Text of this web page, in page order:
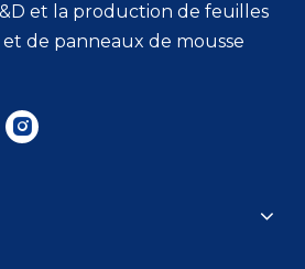
et la production de feuilles
de panneaux de mousse